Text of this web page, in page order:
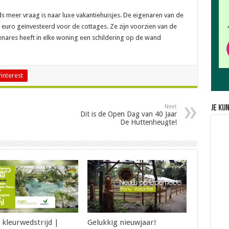
meer vraag is naar luxe vakantiehuisjes. De eigenaren van de
geïnvesteerd voor de cottages. Ze zijn voorzien van de
heeft in elke woning een schildering op de wand
Next
Dit is de Open Dag van 40 Jaar
De Huttenheugte!
kleurwedstrijd | Gelukkig nieuwjaar!
Je